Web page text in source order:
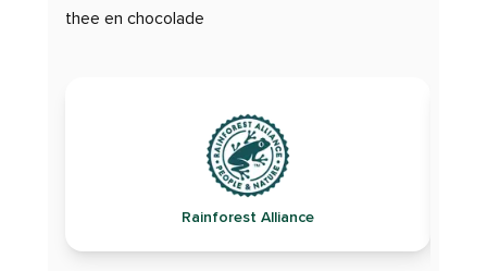
thee en chocolade
Rainforest Alliance